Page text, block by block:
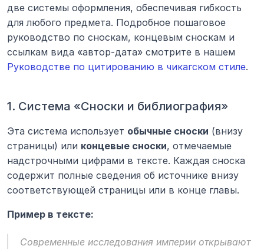
две системы оформления, обеспечивая гибкость
для любого предмета. Подробное пошаговое
руководство по сноскам, концевым сноскам и
Руководстве по цитированию в чикагском стиле.
1. Система «Сноски и библиография»
Эта система использует обычные сноски (внизу
страницы) или концевые сноски, отмечаемые
надстрочными цифрами в тексте. Каждая сноска
содержит полные сведения об источнике внизу
соответствующей страницы или в конце главы.
Пример в тексте:
Современные исследования империи открывают